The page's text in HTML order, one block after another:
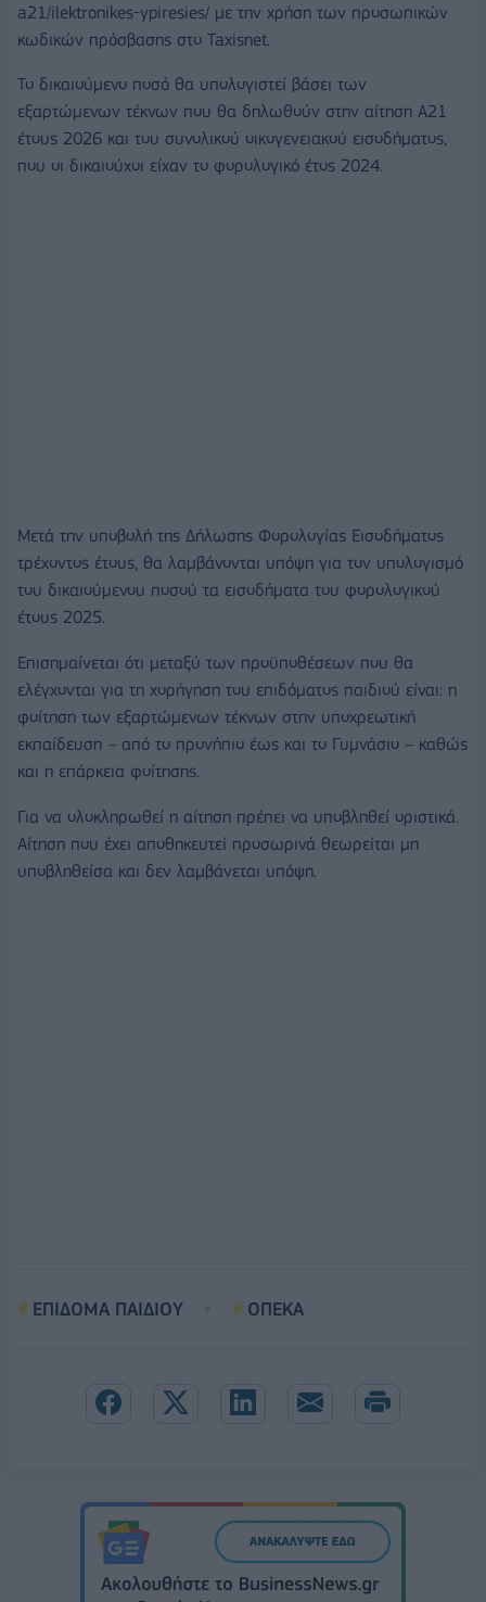
a21/ilektronikes-ypiresies/ με την χρήση των προσωπικών
κωδικών πρόσβασης στο Taxisnet.
Το δικαιούμενο ποσό θα υπολογιστεί βάσει των
εξαρτώμενων τέκνων που θα δηλωθούν στην αίτηση Α21
έτους 2026 και του συνολικού οικογενειακού εισοδήματος,
που οι δικαιούχοι είχαν το φορολογικό έτος 2024.
Μετά την υποβολή της Δήλωσης Φορολογίας Εισοδήματος
τρέχοντος έτους, θα λαμβάνονται υπόψη για τον υπολογισμό
του δικαιούμενου ποσού τα εισοδήματα του φορολογικού
έτους 2025.
Επισημαίνεται ότι μεταξύ των προϋποθέσεων που θα
ελέγχονται για τη χορήγηση του επιδόματος παιδιού είναι: η
φοίτηση των εξαρτώμενων τέκνων στην υποχρεωτική
εκπαίδευση – από το προνήπιο έως και το Γυμνάσιο – καθώς
και η επάρκεια φοίτησης.
Για να ολοκληρωθεί η αίτηση πρέπει να υποβληθεί οριστικά.
Αίτηση που έχει αποθηκευτεί προσωρινά θεωρείται μη
υποβληθείσα και δεν λαμβάνεται υπόψη.
ΕΠΙΔΟΜΑ ΠΑΙΔΙΟΥ ΟΠΕΚΑ